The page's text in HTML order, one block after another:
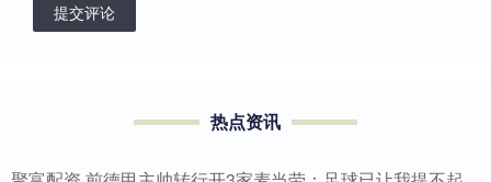
提交评论
热点资讯